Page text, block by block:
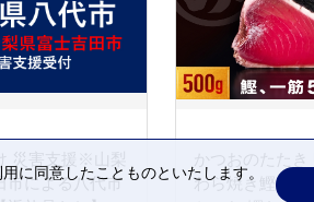
災害支援※山梨
市による八代市
かつおのたたき
わら焼き鰹
に同意したことものといたします。